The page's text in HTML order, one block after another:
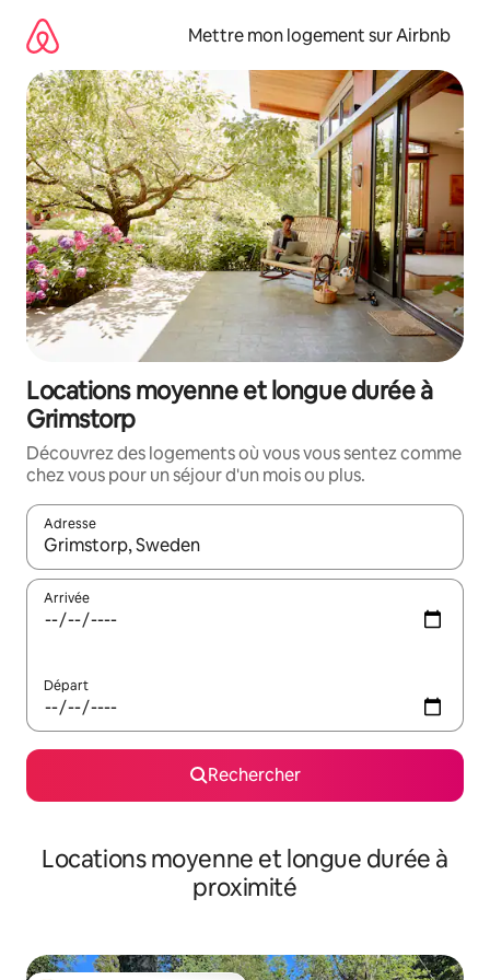
directement
contenu
Mettre mon logement sur Airbnb
Locations moyenne et longue durée à
Grimstorp
Découvrez des logements où vous vous sentez comme
chez vous pour un séjour d'un mois ou plus.
Adresse
Lorsque les résultats s'affichent, utilisez les flèches vers le
Arrivée
Départ
Rechercher
Locations moyenne et longue durée à
proximité